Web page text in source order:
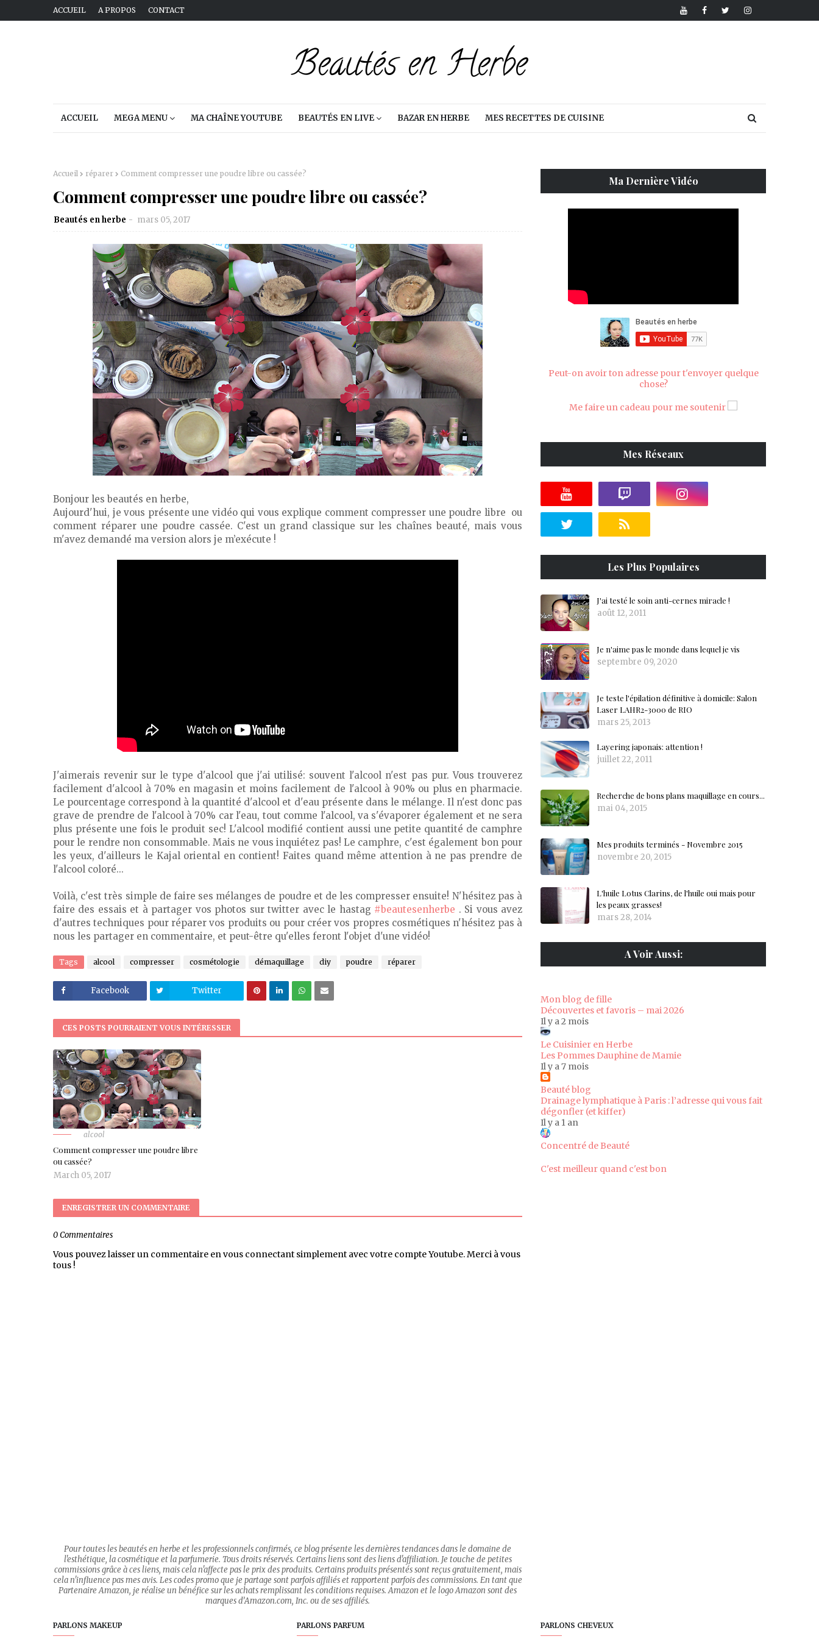
ACCUEIL A PROPOS CONTACT
ACCUEIL MEGA MENU MA CHAÎNE YOUTUBE BEAUTÉS EN LIVE BAZAR EN HERBE MES RECETTES DE CUISINE
Accueil réparer Comment compresser une poudre libre ou cassée?
Comment compresser une poudre libre ou cassée?
Beautés en herbe mars 05, 2017
Bonjour les beautés en herbe,
Aujourd'hui, je vous présente une vidéo qui vous explique comment compresser une poudre libre ou
comment réparer une poudre cassée. C'est un grand classique sur les chaînes beauté, mais vous
m'avez demandé ma version alors je m’exécute !
J'aimerais revenir sur le type d'alcool que j'ai utilisé: souvent l'alcool n'est pas pur. Vous trouverez
facilement d'alcool à 70% en magasin et moins facilement de l'alcool à 90% ou plus en pharmacie.
Le pourcentage correspond à la quantité d'alcool et d'eau présente dans le mélange. Il n'est donc pas
grave de prendre de l'alcool à 70% car l'eau, tout comme l'alcool, va s'évaporer également et ne sera
plus présente une fois le produit sec! L'alcool modifié contient aussi une petite quantité de camphre
pour le rendre non consommable. Mais ne vous inquiétez pas! Le camphre, c'est également bon pour
les yeux, d'ailleurs le Kajal oriental en contient! Faites quand même attention à ne pas prendre de
l'alcool coloré...
Voilà, c'est très simple de faire ses mélanges de poudre et de les compresser ensuite! N'hésitez pas à
faire des essais et à partager vos photos sur twitter avec le hastag #beautesenherbe . Si vous avez
d'autres techniques pour réparer vos produits ou pour créer vos propres cosmétiques n'hésitez pas à
nous les partager en commentaire, et peut-être qu'elles feront l'objet d'une vidéo!
Tags alcool compresser cosmétologie démaquillage diy poudre réparer
Facebook Twitter
CES POSTS POURRAIENT VOUS INTÉRESSER
alcool
Comment compresser une poudre libre
ou cassée?
March 05, 2017
ENREGISTRER UN COMMENTAIRE
0 Commentaires
Vous pouvez laisser un commentaire en vous connectant simplement avec votre compte Youtube. Merci à vous
tous !
Pour toutes les beautés en herbe et les professionnels confirmés, ce blog présente les dernières tendances dans le domaine de
l'esthétique, la cosmétique et la parfumerie. Tous droits réservés. Certains liens sont des liens d'affiliation. Je touche de petites
commissions grâce à ces liens, mais cela n'affecte pas le prix des produits. Certains produits présentés sont reçus gratuitement, mais
cela n'influence pas mes avis. Les codes promo que je partage sont parfois affiliés et rapportent parfois des commissions. En tant que
Partenaire Amazon, je réalise un bénéfice sur les achats remplissant les conditions requises. Amazon et le logo Amazon sont des
marques d’Amazon.com, Inc. ou de ses affiliés.
Ma Dernière Vidéo
Peut-on avoir ton adresse pour t'envoyer quelque
chose?
Me faire un cadeau pour me soutenir
Mes Réseaux
Les Plus Populaires
J'ai testé le soin anti-cernes miracle !
août 12, 2011
Je n'aime pas le monde dans lequel je vis
septembre 09, 2020
Je teste l'épilation définitive à domicile: Salon
Laser LAHR2-3000 de RIO
mars 25, 2013
Layering japonais: attention !
juillet 22, 2011
Recherche de bons plans maquillage en cours...
mai 04, 2015
Mes produits terminés - Novembre 2015
novembre 20, 2015
L'huile Lotus Clarins, de l'huile oui mais pour
les peaux grasses!
mars 28, 2014
A Voir Aussi:
Mon blog de fille
Découvertes et favoris – mai 2026
Il y a 2 mois
Le Cuisinier en Herbe
Les Pommes Dauphine de Mamie
Il y a 7 mois
Beauté blog
Drainage lymphatique à Paris : l’adresse qui vous fait
dégonfler (et kiffer)
Il y a 1 an
Concentré de Beauté
C'est meilleur quand c'est bon
PARLONS MAKEUP PARLONS PARFUM PARLONS CHEVEUX